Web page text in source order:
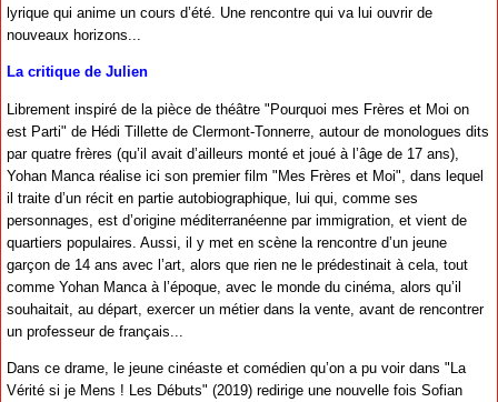
lyrique qui anime un cours d’été. Une rencontre qui va lui ouvrir de
nouveaux horizons...
La critique de Julien
Librement inspiré de la pièce de théâtre "Pourquoi mes Frères et Moi on
est Parti" de Hédi Tillette de Clermont-Tonnerre, autour de monologues dits
par quatre frères (qu’il avait d’ailleurs monté et joué à l’âge de 17 ans),
Yohan Manca réalise ici son premier film "Mes Frères et Moi", dans lequel
il traite d’un récit en partie autobiographique, lui qui, comme ses
personnages, est d’origine méditerranéenne par immigration, et vient de
quartiers populaires. Aussi, il y met en scène la rencontre d’un jeune
garçon de 14 ans avec l’art, alors que rien ne le prédestinait à cela, tout
comme Yohan Manca à l’époque, avec le monde du cinéma, alors qu’il
souhaitait, au départ, exercer un métier dans la vente, avant de rencontrer
un professeur de français...
Dans ce drame, le jeune cinéaste et comédien qu’on a pu voir dans "La
Vérité si je Mens ! Les Débuts" (2019) redirige une nouvelle fois Sofian